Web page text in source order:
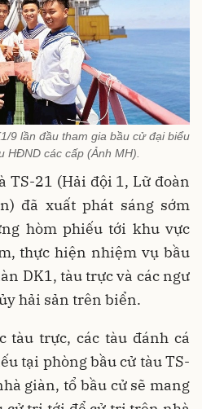
9 lần đầu tham gia bầu cử đại biểu
HĐND các cấp (Ảnh MH).
TS-21 (Hải đội 1, Lữ đoàn
đã xuất phát sáng sớm
hòm phiếu tới khu vực
thực hiện nhiệm vụ bầu
DK1, tàu trực và các ngư
hải sản trên biển.
tàu trực, các tàu đánh cá
tại phòng bầu cử tàu TS-
giàn, tổ bầu cử sẽ mang